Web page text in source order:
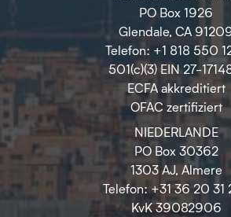
PO Box 1926
Glendale, CA
Telefon: +1 818 550
501(c)(3) EIN 27-
ECFA akkreditiert
OFAC zertifiziert
NIEDERLANDE
PO Box 30362
1303 AJ, Almere
Telefon: +31 36 20 31
KvK 39082906